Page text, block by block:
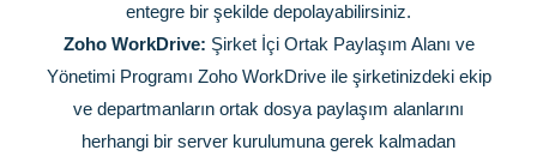
entegre bir şekilde depolayabilirsiniz.
Zoho WorkDrive: Şirket İçi Ortak Paylaşım Alanı ve
Yönetimi Programı Zoho WorkDrive ile şirketinizdeki ekip
ve departmanların ortak dosya paylaşım alanlarını
herhangi bir server kurulumuna gerek kalmadan